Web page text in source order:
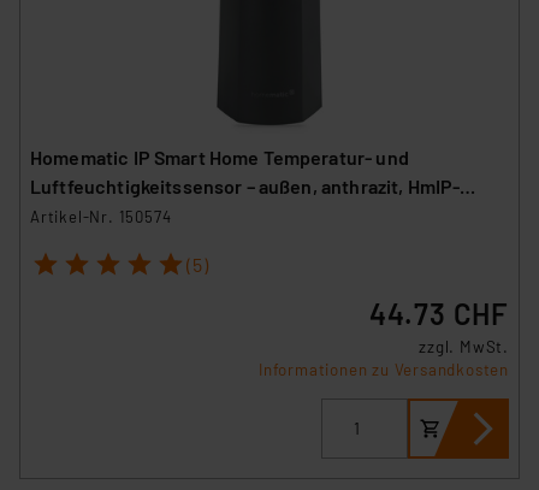
Homematic IP Smart Home Temperatur- und
Luftfeuchtigkeitssensor – außen, anthrazit, HmIP-
STHO-A
Artikel-Nr. 150574
1 2 3 4 5 (5)
44.73 CHF
zzgl. MwSt.
Informationen zu Versandkosten